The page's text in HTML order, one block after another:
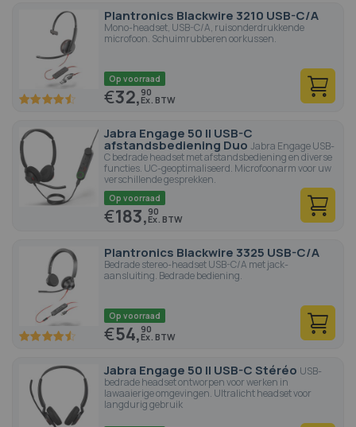
Plantronics Blackwire 3210 USB-C/A
Mono-headset, USB-C/A, ruisonderdrukkende
microfoon. Schuimrubberen oorkussen.
90 100
Op voorraad
€32,90
Jabra Engage 50 II USB-C
afstandsbediening Duo Jabra Engage USB-
C bedrade headset met afstandsbediening en diverse
functies. UC-geoptimaliseerd. Microfoonarm voor uw
verschillende gesprekken.
Op voorraad
€183,90
Plantronics Blackwire 3325 USB-C/A
Bedrade stereo-headset USB-C/A met jack-
aansluiting. Bedrade bediening.
90 100
Op voorraad
€54,90
Jabra Engage 50 II USB-C Stéréo USB-
bedrade headset ontworpen voor werken in
lawaaierige omgevingen. Ultralicht headset voor
langdurig gebruik